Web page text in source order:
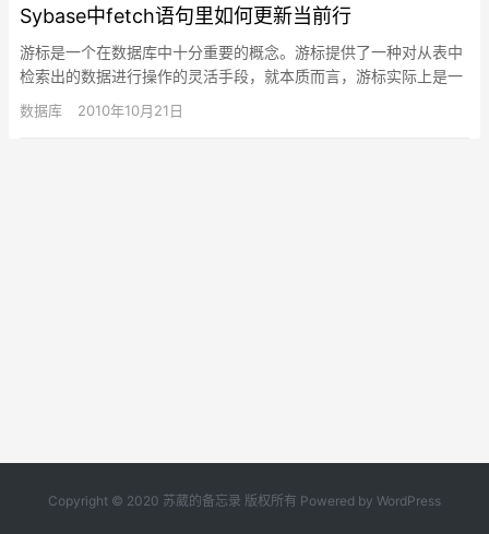
Sybase中fetch语句里如何更新当前行
游标是一个在数据库中十分重要的概念。游标提供了一种对从表中
检索出的数据进行操作的灵活手段，就本质而言，游标实际上是一
种能从包括多条数据记录的结果集中每次提取一条记录的机制。游
标总是…
数据库 2010年10月21日
Copyright © 2020 苏葳的备忘录 版权所有 Powered by WordPress